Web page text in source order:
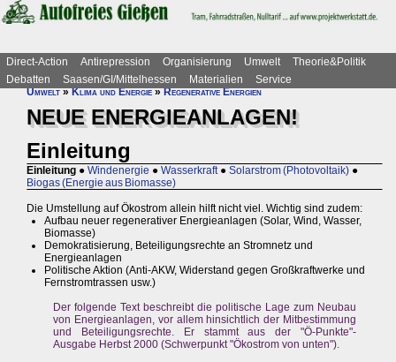
Direct-Action Antirepression Organisierung Umwelt
Theorie&Politik
Debatten
Saasen/GI/Mittelhessen Materialien
Service
Umwelt»Klima und Energie»Regenerative Energien
NEUE ENERGIEANLAGEN!
Einleitung
Einleitung ● Windenergie ● Wasserkraft ● Solarstrom (Photovoltaik) ●
Biogas (Energie aus Biomasse)
Die Umstellung auf Ökostrom allein hilft nicht viel. Wichtig sind zudem:
Aufbau neuer regenerativer Energieanlagen (Solar, Wind, Wasser,
Biomasse)
Demokratisierung, Beteiligungsrechte an Stromnetz und
Energieanlagen
Politische Aktion (Anti-AKW, Widerstand gegen Großkraftwerke und
Fernstromtrassen usw.)
Der folgende Text beschreibt die politische Lage zum Neubau
von Energieanlagen, vor allem hinsichtlich der Mitbestimmung
und Beteiligungsrechte. Er stammt aus der "Ö-Punkte"-
Ausgabe Herbst 2000 (Schwerpunkt "Ökostrom von unten").